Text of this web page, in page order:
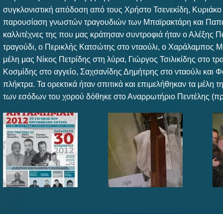
συγκλονιστική απόδοση από τους Χρήστο Τσενεκίδη, Κυριάκο
παρουσίαση γνωστών τραγουδιών των Μπαϊρακτάρη και
καλλιτέχνες της που μας κράτησαν συντροφιά ήταν ο Αλέξης
τραγούδι, ο Περικλής Κατσώτης στο νταούλι, ο Χαράλαμπος
μέλη μας Νίκος Πετρίδης στη λύρα, Γιώργος Τσιλικίδης στο
Κοσμίδης στο αγγείο, Σαχσανίδης Δημήτρης στο νταούλι και
πλήκτρα. Τα ορεκτικά ήταν σπιτικά και επιμελήθηκαν τα
των εσόδων του χορού δόθηκε στο Αναρρωτήριο Πεντέλης